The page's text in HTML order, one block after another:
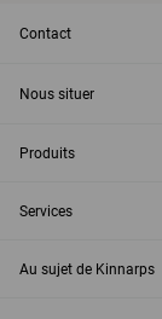
Contact
Nous situer
Produits
Services
Au sujet de Kinnarps